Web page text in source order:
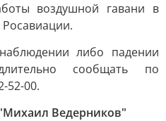
воздушной гавани в
либо падении
сообщать по
52-00.
Ведерников"